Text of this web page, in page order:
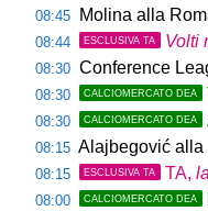
08:45 Molina alla
08:44 ESCLUSIVA TA Volti
08:30 Conference
08:30 CALCIOMERCATO DEA
08:30 CALCIOMERCATO DEA
08:15 Alajbegović alla
08:15 ESCLUSIVA TA TA,
08:00 CALCIOMERCATO DEA